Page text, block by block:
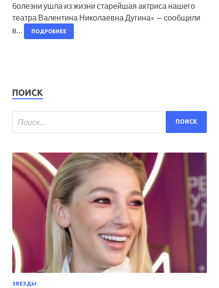
болезни ушла из жизни старейшая актриса нашего
театра Валентина Николаевна Дугина» — сообщили
в…
ПОДРОБНЕЕ
ПОИСК
ЗВЕЗДЫ